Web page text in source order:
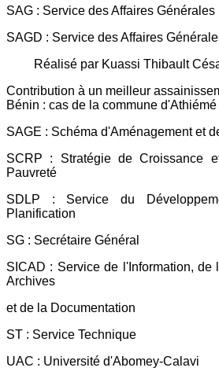
SAG : Service des Affaires Générales
SAGD : Service des Affaires
Réalisé par Kuassi Thibault
Contribution à un meilleur
Bénin : cas de la commune d'Athiémé
SAGE : Schéma d'Aménagement et
SCRP : Stratégie de Croissance
Pauvreté
SDLP : Service du
Planification
SG : Secrétaire Général
SICAD : Service de l'Information, de
Archives
et de la Documentation
ST : Service Technique
UAC : Université d'Abomey-Calavi